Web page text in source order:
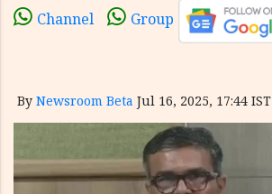
Channel Group
By Newsroom Beta Jul 16, 2025, 17:44 IST